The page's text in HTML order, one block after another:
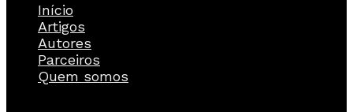
Início
Artigos
Autores
Parceiros
Quem somos